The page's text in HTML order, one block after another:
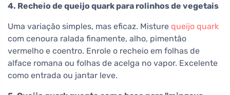
4. Recheio de queijo quark para rolinhos de vegetais
Uma variação simples, mas eficaz. Misture queijo quark
com cenoura ralada finamente, alho, pimentão
vermelho e coentro. Enrole o recheio em folhas de
alface romana ou folhas de acelga no vapor. Excelente
como entrada ou jantar leve.